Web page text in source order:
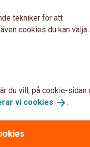
somtekniker för att
cookies du kan välja
du vill, på cookie-sidan
vi cookies .